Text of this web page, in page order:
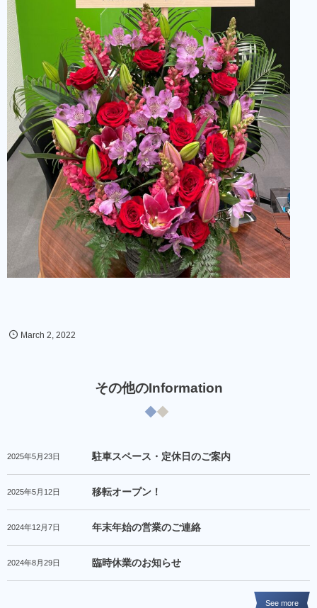
March 2 ,2022
その他のInformation
2025年5月23日 駐車スペース・定休日のご案内
2025年5月12日 移転オープン！
2024年12月7日 年末年始の営業のご連絡
2024年8月29日 臨時休業のお知らせ
See more